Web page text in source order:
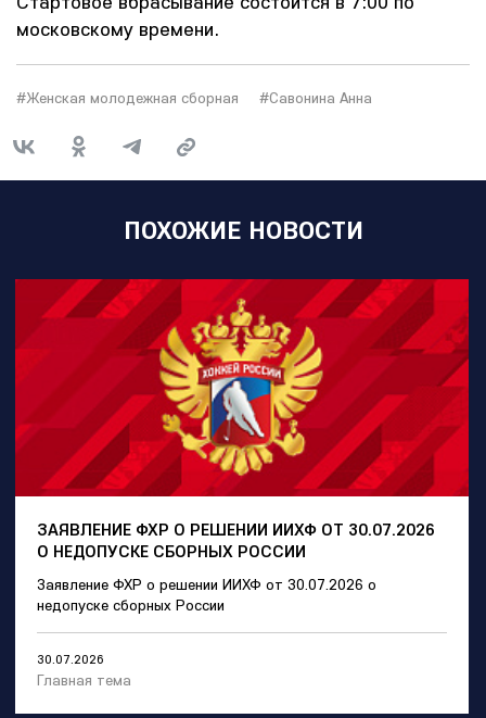
московскому времени.
#Женская молодежная сборная #Савонина Анна
ПОХОЖИЕ НОВОСТИ
ЗАЯВЛЕНИЕ ФХР О РЕШЕНИИ ИИХФ ОТ 30.07.2026
О НЕДОПУСКЕ СБОРНЫХ РОССИИ
Заявление ФХР о решении ИИХФ от 30.07.2026 о
недопуске сборных России
30.07.2026
Главная тема